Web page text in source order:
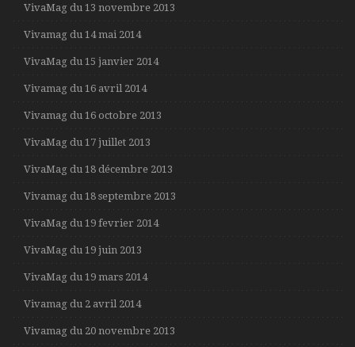
VivaMag du 13 novembre 2013
Vivamag du 14 mai 2014
VivaMag du 15 janvier 2014
Vivamag du 16 avril 2014
Vivamag du 16 octobre 2013
VivaMag du 17 juillet 2013
VivaMag du 18 décembre 2013
Vivamag du 18 septembre 2013
VivaMag du 19 fevrier 2014
VivaMag du 19 juin 2013
VivaMag du 19 mars 2014
Vivamag du 2 avril 2014
Vivamag du 20 novembre 2013